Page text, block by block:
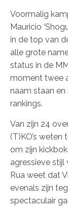
Voormalig
Mauricio
in de top van
alle grote
status in de
moment twee
naam staan
rankings.
Van zijn 24
(T)KO’s
om zijn
agressieve stijl
Rua weet dat
evenals zijn
spectaculair